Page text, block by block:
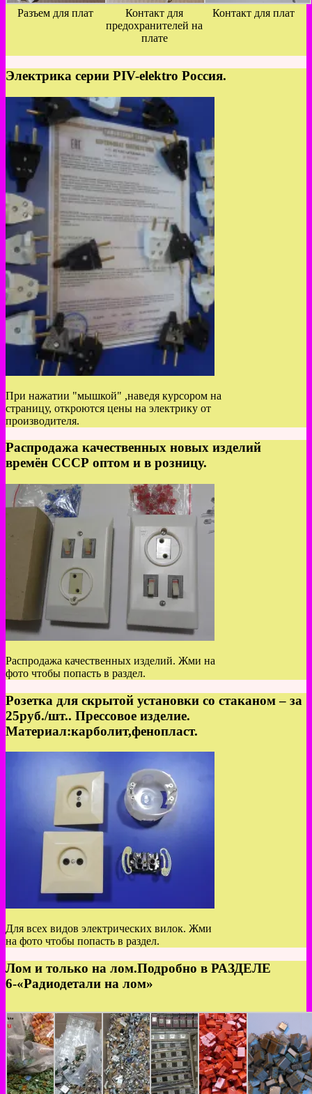
Разъем для плат
Контакт для
предохранителей на
плате
Контакт для плат
Электрика серии PIV-elektro Россия.
При нажатии "мышкой" ,наведя курсором на
страницу, откроются цены на электрику от
производителя.
Распродажа качественных новых изделий
времён СССР оптом и в розницу.
Распродажа качественных изделий. Жми на
фото чтобы попасть в раздел.
Розетка для скрытой установки со стаканом – за
25руб./шт.. Прессовое изделие.
Материал:карболит,фенопласт.
Для всех видов электрических вилок. Жми
на фото чтобы попасть в раздел.
Лом и только на лом.Подробно в РАЗДЕЛЕ
6-«Радиодетали на лом»